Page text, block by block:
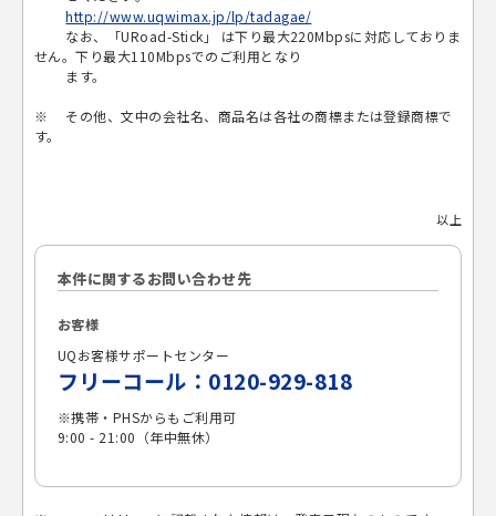
http://www.uqwimax.jp/lp/tadagae/
なお、「URoad-Stick」 は下り最大220Mbpsに対応しておりま
せん。下り最大110Mbpsでのご利用となり
ます。
※ その他、文中の会社名、商品名は各社の商標または登録商標で
す。
以上
本件に関するお問い合わせ先
お客様
UQお客様サポートセンター
フリーコール：0120-929-818
※携帯・PHSからもご利用可
9:00 - 21:00（年中無休）